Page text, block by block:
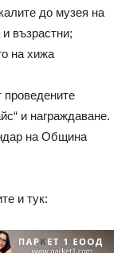
до музея на
възрастни;
на хижа
проведените
и награждаване.
на Община
и тук: